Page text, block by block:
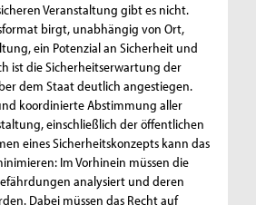
Veranstaltung gibt es nicht.
birgt, unabhängig von Ort,
ein Potenzial an Sicherheit und
ist die Sicherheitserwartung der
dem Staat deutlich angestiegen.
koordinierte Abstimmung aller
einschließlich der öffentlichen
eines Sicherheitskonzepts kann das
Im Vorhinein müssen die
analysiert und deren
Dabei müssen das Recht auf